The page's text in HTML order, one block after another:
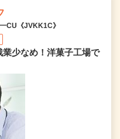
CU《JVKK1C》
業少なめ！洋菓子工場で